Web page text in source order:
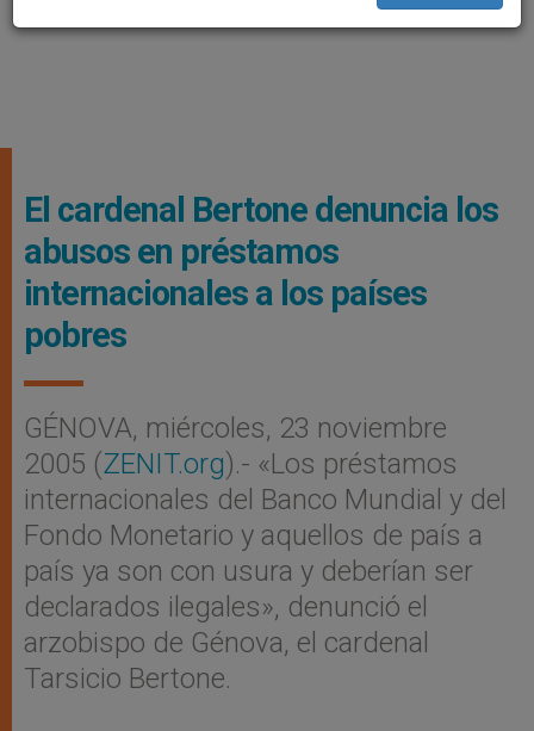
El cardenal Bertone denuncia los
abusos en préstamos
internacionales a los países
pobres
GÉNOVA, miércoles, 23 noviembre
2005 (ZENIT.org).- «Los préstamos
internacionales del Banco Mundial y del
Fondo Monetario y aquellos de país a
país ya son con usura y deberían ser
declarados ilegales», denunció el
arzobispo de Génova, el cardenal
Tarsicio Bertone.